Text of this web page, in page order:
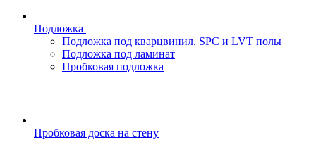
Подложка
Подложка под кварцвинил, SPC и LVT полы
Подложка под ламинат
Пробковая подложка
Пробковая доска на стену